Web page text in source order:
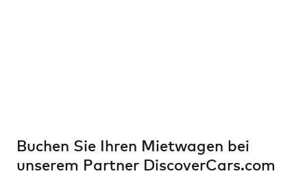
Buchen Sie Ihren Mietwagen bei
unserem Partner DiscoverCars.com